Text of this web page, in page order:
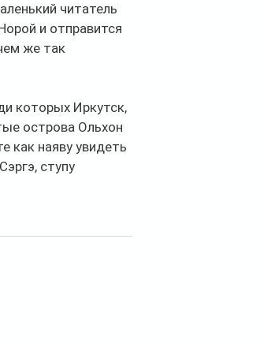
читатель
и отправится
же так
которых Иркутск,
острова Ольхон
как наяву увидеть
ступу